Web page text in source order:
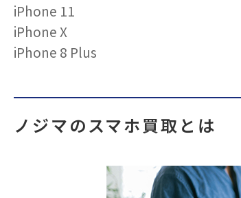
iPhone 11
iPhone X
iPhone 8 Plus
ノジマのスマホ買取とは